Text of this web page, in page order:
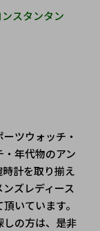
ンスタンタン
ツウォッチ・
年代物のアン
計を取り揃え
ズレディース
いています。
しの方は、是非